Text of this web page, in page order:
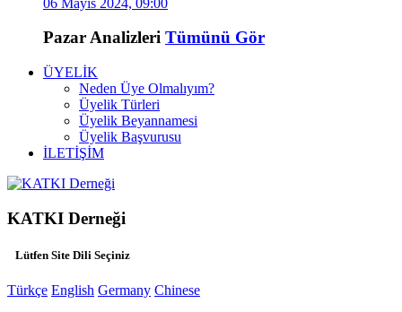
Pazar Analizleri Tümünü Gör
ÜYELİK
Neden Üye Olmalıyım?
Üyelik Türleri
Üyelik Beyannamesi
Üyelik Başvurusu
İLETİŞİM
KATKI Derneği
Lütfen Site Dili Seçiniz
Türkçe English Germany Chinese